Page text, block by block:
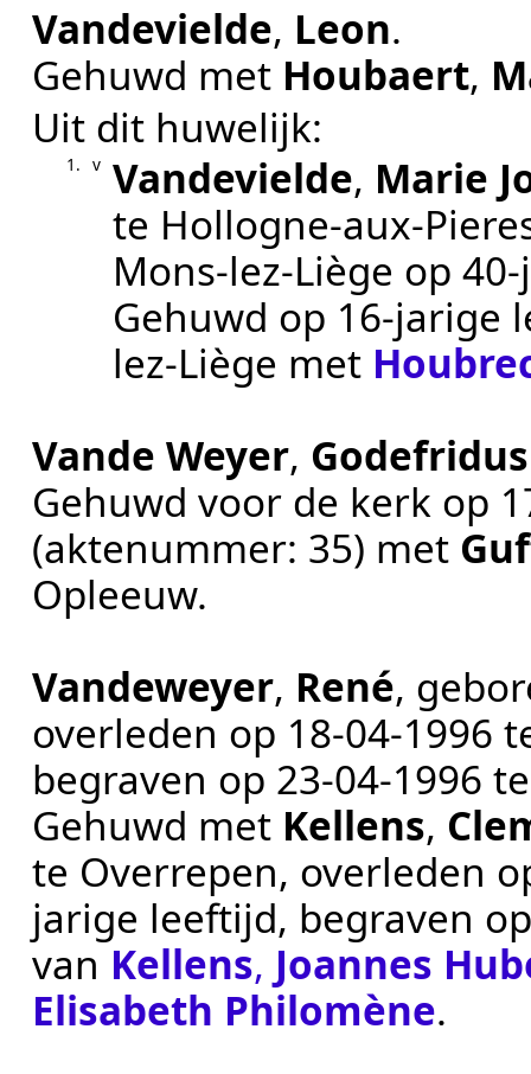
Vandevielde, Leon.
Gehuwd met Houbaert,
Uit dit huwelijk:
1. v Vandevielde, Marie
te Hollogne-aux-
Mons-lez-Liège op
Gehuwd op 16-jarige
lez-Liège met
Vande Weyer,
Gehuwd voor de kerk op
(aktenummer: 35) met
Opleeuw.
Vandeweyer, René,
overleden op 18‑04‑1996
begraven op 23‑04‑1996
Gehuwd met Kellens,
te Overrepen, overleden
jarige leeftijd, begraven
van Kellens, Joannes
Elisabeth Philomène.